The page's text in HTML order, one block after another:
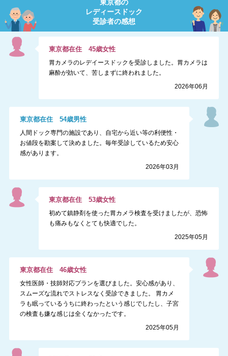
東京都の
レディースドック
受診者の感想
東京都在住45歳女性
胃カメラのレデイースドックを受診しました。胃カメラは
麻酔が効いて、苦しまずに終われました。
2026年06月
東京都在住 54歳男性
人間ドック専門の施設であり、自宅から近い等の利便性・
お値段を勘案して決めました。毎年受診しているため安心
感があります。
2026年03月
東京都在住53歳女性
初めて鎮静剤を使った胃カメラ検査を受けましたが、恐怖
も痛みもなくとても快適でした。
2025年05月
東京都在住 46歳女性
女性医師・技師対応プランを選びました。安心感があり、
スムーズな流れでストレスなく受診できました。 胃カメ
ラも眠っているうちに終わったという感じでしたし、子宮
の検査も嫌な感じは全くなかったです。
2025年05月